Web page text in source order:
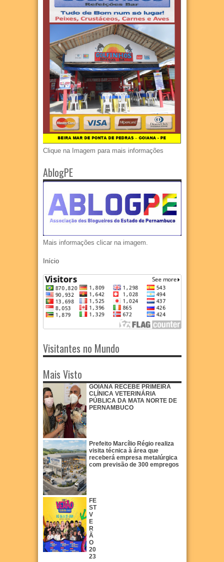
Clique na Imagem para mais informações
AblogPE
Mais informações clicar na imagem.
Início
Visitantes no Mundo
Mais Visto
GOIANA RECEBE PRIMEIRA
CLÍNICA VETERINÁRIA
PÚBLICA DA MATA NORTE DE
PERNAMBUCO
Prefeito Marcílio Régio realiza
visita técnica à área que
receberá empresa metalúrgica
com previsão de 300 empregos
FE
ST
V
E
R
Ã
O
20
23